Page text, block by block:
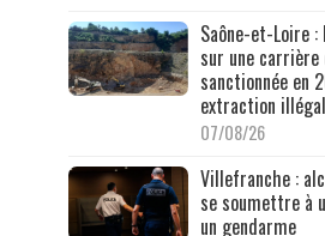
Saône-et-Loire
sur une carrière
sanctionnée en
extraction
07/08/26
Villefranche :
se soumettre à
un gendarme